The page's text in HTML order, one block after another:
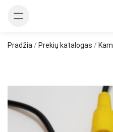
Pradžia / Prekių katalogas /